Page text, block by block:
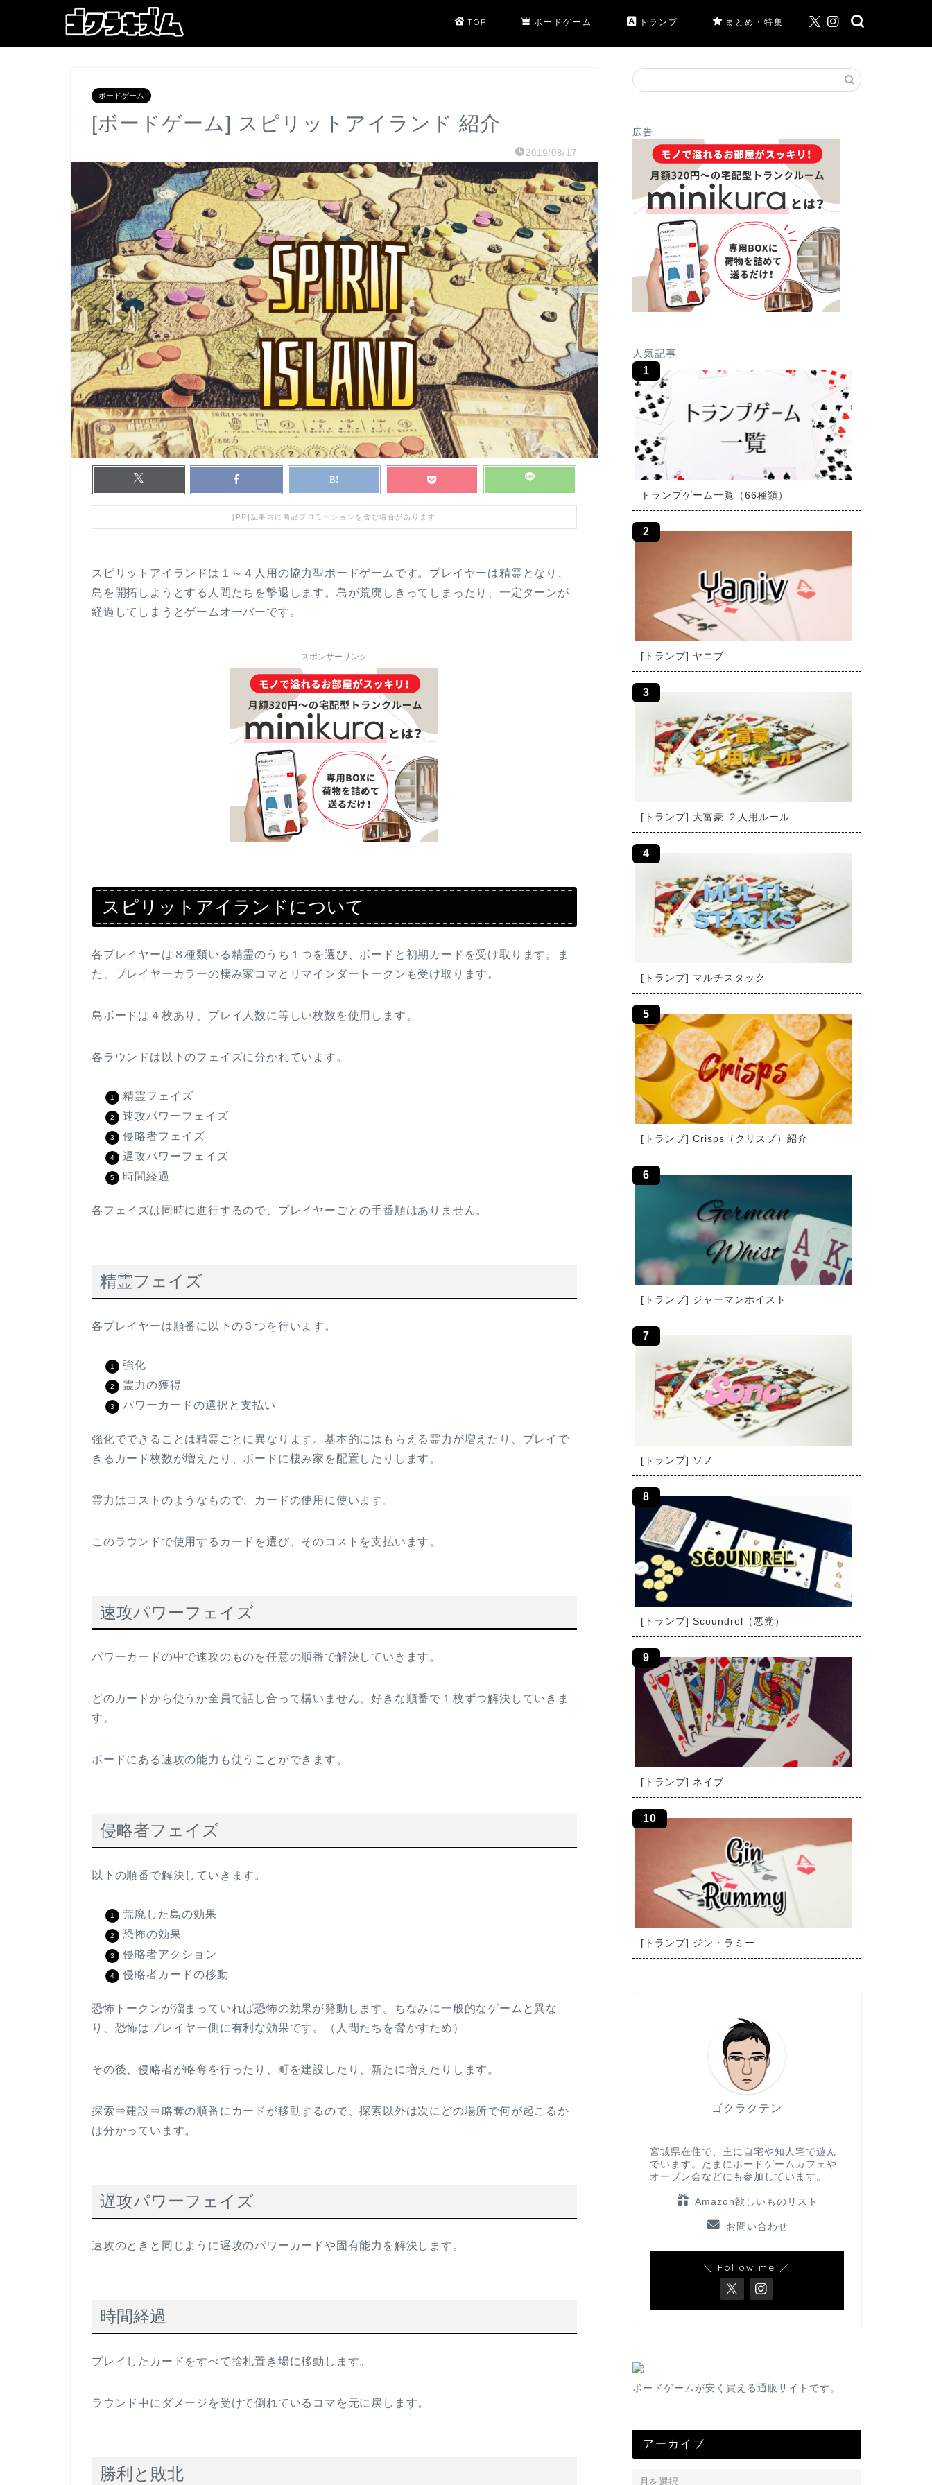
TOP ボードゲーム トランプ まとめ・特集
ボードゲーム
[ボードゲーム] スピリットアイランド 紹介
2019/08/17
[PR]記事内に商品プロモーションを含む場合があります
スピリットアイランドは１～４人用の協力型ボードゲームです。プレイヤーは精霊となり、
島を開拓しようとする人間たちを撃退します。島が荒廃しきってしまったり、一定ターンが
経過してしまうとゲームオーバーです。
スポンサーリンク
スピリットアイランドについて
各プレイヤーは８種類いる精霊のうち１つを選び、ボードと初期カードを受け取ります。ま
た、プレイヤーカラーの棲み家コマとリマインダートークンも受け取ります。
島ボードは４枚あり、プレイ人数に等しい枚数を使用します。
各ラウンドは以下のフェイズに分かれています。
精霊フェイズ
速攻パワーフェイズ
侵略者フェイズ
遅攻パワーフェイズ
時間経過
各フェイズは同時に進行するので、プレイヤーごとの手番順はありません。
精霊フェイズ
各プレイヤーは順番に以下の３つを行います。
強化
霊力の獲得
パワーカードの選択と支払い
強化でできることは精霊ごとに異なります。基本的にはもらえる霊力が増えたり、プレイで
きるカード枚数が増えたり、ボードに棲み家を配置したりします。
霊力はコストのようなもので、カードの使用に使います。
このラウンドで使用するカードを選び、そのコストを支払います。
速攻パワーフェイズ
パワーカードの中で速攻のものを任意の順番で解決していきます。
どのカードから使うか全員で話し合って構いません。好きな順番で１枚ずつ解決していきま
す。
ボードにある速攻の能力も使うことができます。
侵略者フェイズ
以下の順番で解決していきます。
荒廃した島の効果
恐怖の効果
侵略者アクション
侵略者カードの移動
恐怖トークンが溜まっていれば恐怖の効果が発動します。ちなみに一般的なゲームと異な
り、恐怖はプレイヤー側に有利な効果です。（人間たちを脅かすため）
その後、侵略者が略奪を行ったり、町を建設したり、新たに増えたりします。
探索⇒建設⇒略奪の順番にカードが移動するので、探索以外は次にどの場所で何が起こるか
は分かっています。
遅攻パワーフェイズ
速攻のときと同じように遅攻のパワーカードや固有能力を解決します。
時間経過
プレイしたカードをすべて捨札置き場に移動します。
ラウンド中にダメージを受けて倒れているコマを元に戻します。
勝利と敗北
広告
人気記事
トランプゲーム一覧（66種類）
[トランプ] ヤニブ
[トランプ] 大富豪 ２人用ルール
[トランプ] マルチスタック
[トランプ] Crisps（クリスプ）紹介
[トランプ] ジャーマンホイスト
[トランプ] ソノ
[トランプ] Scoundrel（悪党）
[トランプ] ネイブ
[トランプ] ジン・ラミー
ゴクラクテン
宮城県在住で、主に自宅や知人宅で遊ん
でいます。たまにボードゲームカフェや
オープン会などにも参加しています。
Amazon欲しいものリスト
お問い合わせ
＼ Follow me ／
ボードゲームが安く買える通販サイトです。
アーカイブ